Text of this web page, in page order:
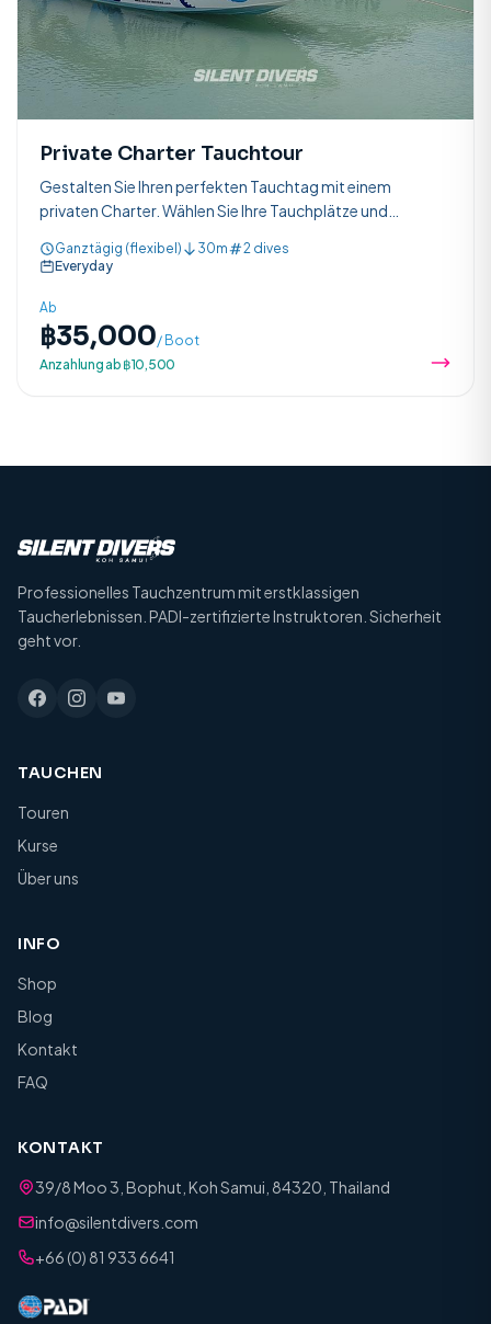
Private Charter Tauchtour
Gestalten Sie Ihren perfekten Tauchtag mit einem
privaten Charter. Wählen Sie Ihre Tauchplätze und
einer engagierten Crew.
Ganztägig (flexibel) 30m
2 dives
Everyday
Ab
฿35,000/ Boot
Anzahlung ab ฿10,500
Professionelles Tauchzentrum mit erstklassigen
Taucherlebnissen. PADI-zertifizierte Instruktoren. Sicherheit
geht vor.
TAUCHEN
Touren
Kurse
Über uns
INFO
Shop
Blog
Kontakt
FAQ
KONTAKT
39/8 Moo 3, Bophut, Koh Samui, 84320, Thailand
info@silentdivers.com
+66 (0) 81 933 6641